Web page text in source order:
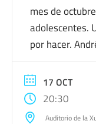
mes de
adolescentes.
por hacer.
hijos cuando
adolescentes,
hijos son para
17 OCT
20:30
Auditorio de la